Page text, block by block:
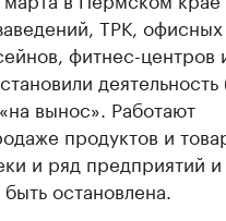
ТРК, офисных
фитнес-центров
деятельность
вынос». Работают
продуктов и
и ряд предприятий и
остановлена.